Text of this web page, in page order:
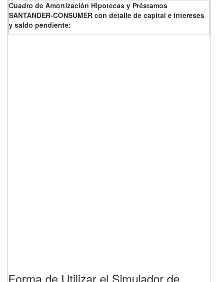
Cuadro de Amortización Hipotecas y Préstamos
SANTANDER-CONSUMER con detalle de capital e intereses
y saldo pendiente:
Forma de Utilizar el Simulador de